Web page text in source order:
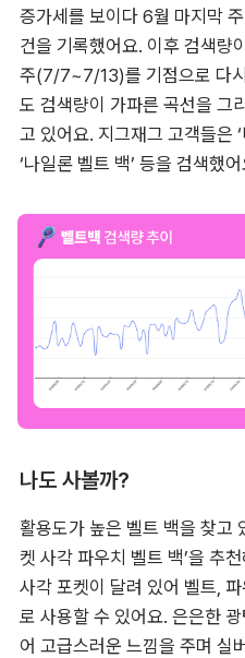
증가세를 보이다 6월 마지막
건을 기록했어요. 이후 검색량
주(7/7~7/13)를 기점으로 다
도 검색량이 가파른 곡선을 그
고 있어요. 지그재그 고객들은 ‘
‘나일론 벨트 백’ 등을 검색했
나도 사볼까?
활용도가 높은 벨트 백을 찾고
켓 사각 파우치 벨트 백’을 추
사각 포켓이 달려 있어 벨트,
로 사용할 수 있어요. 은은한
어 고급스러운 느낌을 주며 실